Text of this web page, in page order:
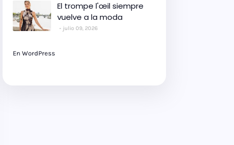
El trompe l'œil siempre
vuelve a la moda
julio 09, 2026
En WordPress